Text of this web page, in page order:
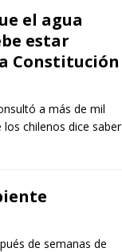
el agua
estar
Constitución
a más de mil
chilenos dice saber
de semanas de